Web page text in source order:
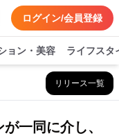
ログイン/会員登録
ョン・美容 ライフスタ
リリース一覧
一同に介し、